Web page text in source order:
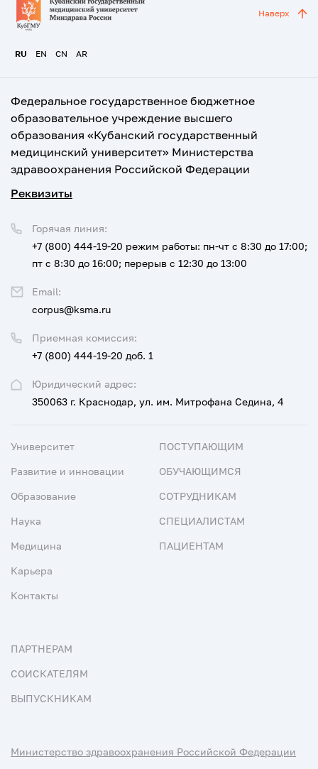
RU EN CN AR
Наверх
Федеральное государственное бюджетное
образовательное учреждение высшего
образования «Кубанский государственный
медицинский университет» Министерства
здравоохранения Российской Федерации
Реквизиты
Юридический адрес:
350063 г. Краснодар, ул. им. Митрофана Седина, 4
Приемная комиссия:
+7 (800) 444-19-20 доб. 1
Горячая линия:
+7 (800) 444-19-20 режим работы: пн-чт с 8:30 до 17:00;
пт с 8:30 до 16:00; перерыв с 12:30 до 13:00
Email:
corpus@ksma.ru
Университет
Развитие и инновации
Образование
Наука
Медицина
Карьера
Контакты
ПОСТУПАЮЩИМ
ОБУЧАЮЩИМСЯ
СОТРУДНИКАМ
СПЕЦИАЛИСТАМ
ПАЦИЕНТАМ
ПАРТНЕРАМ
СОИСКАТЕЛЯМ
ВЫПУСКНИКАМ
Министерство здравоохранения Российской Федерации